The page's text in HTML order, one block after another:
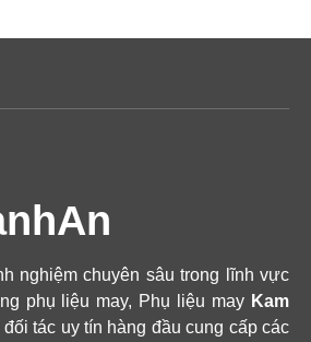
nghiệm chuyên sâu trong lĩnh vực
phụ liệu may, Phụ liệu may Kam
tác uy tín hàng đầu cung cấp các